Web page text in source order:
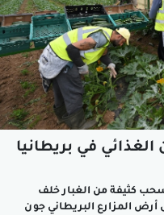
في بريطانيا
كثيفة من الغبار خلف
المزارع البريطاني جون